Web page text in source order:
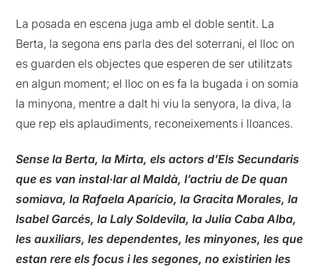
La posada en escena juga amb el doble sentit. La
Berta, la segona ens parla des del soterrani, el lloc on
es guarden els objectes que esperen de ser utilitzats
en algun moment; el lloc on es fa la bugada i on somia
la minyona, mentre a dalt hi viu la senyora, la diva, la
que rep els aplaudiments, reconeixements i lloances.
Sense la Berta, la Mirta, els actors d’Els Secundaris
que es van instal·lar al Maldà, l’actriu de De quan
somiava, la Rafaela Aparício, la Gracita Morales, la
Isabel Garcés, la Laly Soldevila, la Julia Caba Alba,
les auxiliars, les dependentes, les minyones, les que
estan rere els focus i les segones, no existirien les